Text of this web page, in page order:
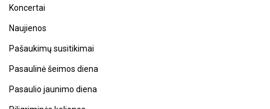
Koncertai
Naujienos
Pašaukimų susitikimai
Pasaulinė šeimos diena
Pasaulio jaunimo diena